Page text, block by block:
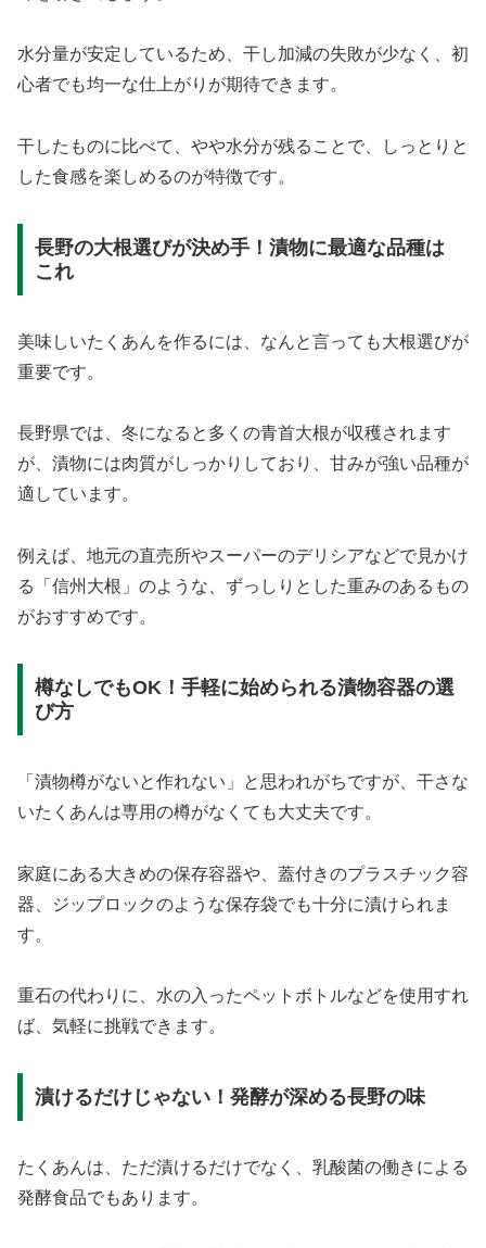
水分量が安定しているため、干し加減の失敗が少なく、初
心者でも均一な仕上がりが期待できます。
干したものに比べて、やや水分が残ることで、しっとりと
した食感を楽しめるのが特徴です。
長野の大根選びが決め手！漬物に最適な品種は
これ
美味しいたくあんを作るには、なんと言っても大根選びが
重要です。
長野県では、冬になると多くの青首大根が収穫されます
が、漬物には肉質がしっかりしており、甘みが強い品種が
適しています。
例えば、地元の直売所やスーパーのデリシアなどで見かけ
る「信州大根」のような、ずっしりとした重みのあるもの
がおすすめです。
樽なしでもOK！手軽に始められる漬物容器の選
び方
「漬物樽がないと作れない」と思われがちですが、干さな
いたくあんは専用の樽がなくても大丈夫です。
家庭にある大きめの保存容器や、蓋付きのプラスチック容
器、ジップロックのような保存袋でも十分に漬けられま
す。
重石の代わりに、水の入ったペットボトルなどを使用すれ
ば、気軽に挑戦できます。
漬けるだけじゃない！発酵が深める長野の味
たくあんは、ただ漬けるだけでなく、乳酸菌の働きによる
発酵食品でもあります。